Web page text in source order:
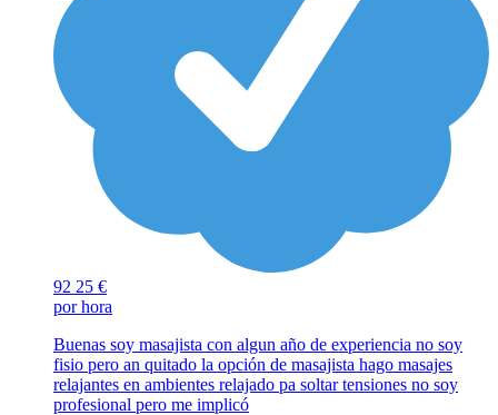
92 25 €
por hora
Buenas soy masajista con algun año de experiencia no soy
fisio pero an quitado la opción de masajista hago masajes
relajantes en ambientes relajado pa soltar tensiones no soy
profesional pero me implicó